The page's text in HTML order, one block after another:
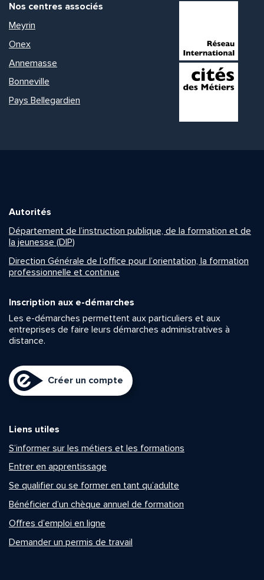
Nos centres associés
Meyrin
Onex
Annemasse
Bonneville
Pays Bellegardien
Autorités
Département de l’instruction publique, de la formation et de
la jeunesse (DIP)
Direction Générale de l’office pour l’orientation, la formation
professionnelle et continue
Inscription aux e-démarches
Les e-démarches permettent aux particuliers et aux
entreprises de faire leurs démarches administratives à
distance.
Créer un compte
Liens utiles
S’informer sur les métiers et les formations
Entrer en apprentissage
Se qualifier ou se former en tant qu’adulte
Bénéficier d’un chèque annuel de formation
Offres d’emploi en ligne
Demander un permis de travail